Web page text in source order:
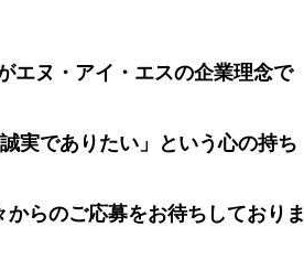
エヌ・アイ・エスの企業理念で
実でありたい」という心の持ち
らのご応募をお待ちしておりま